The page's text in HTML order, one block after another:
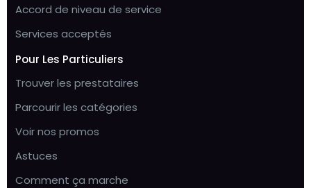
Accord de niveau de service
Services acceptés
Pour Les Particuliers
Trouver les prestataires
Parcourir les catégories
Voir nos promos
Astuces
Comment ça marche